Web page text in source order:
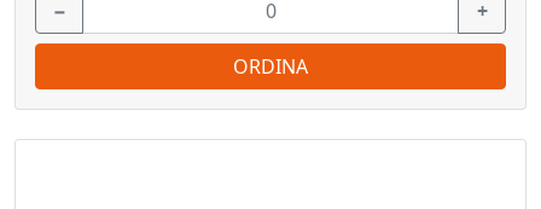
− +
ORDINA